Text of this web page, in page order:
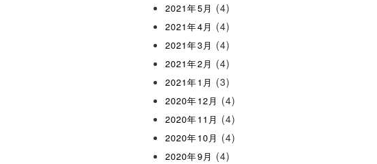
2021年5月 (4)
2021年4月 (4)
2021年3月 (4)
2021年2月 (4)
2021年1月 (3)
2020年12月 (4)
2020年11月 (4)
2020年10月 (4)
2020年9月 (4)